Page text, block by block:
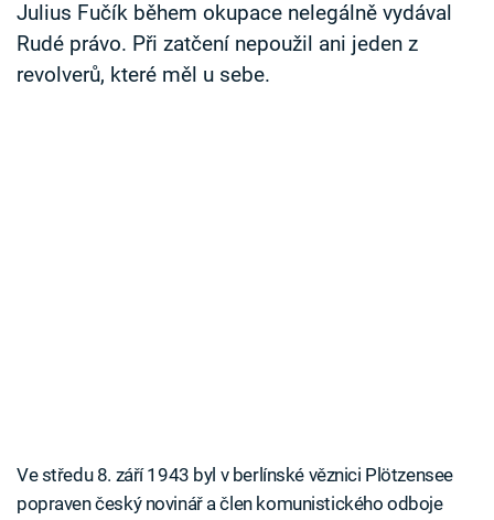
Julius Fučík během okupace nelegálně vydával
Rudé právo. Při zatčení nepoužil ani jeden z
revolverů, které měl u sebe.
Ve středu 8. září 1943 byl v berlínské věznici Plötzensee
popraven český novinář a člen komunistického odboje